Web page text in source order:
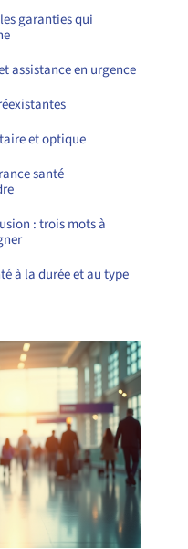
garanties qui
assistance en urgence
et optique
santé
: trois mots à
à la durée et au type